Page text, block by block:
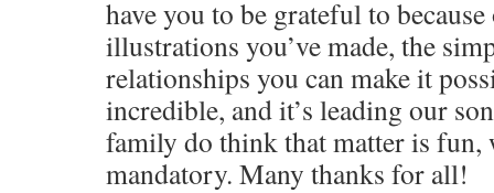
have you to be grateful to
illustrations you’ve made, the
relationships you can make it
incredible, and it’s leading our
family do think that matter is
mandatory. Many thanks for all!